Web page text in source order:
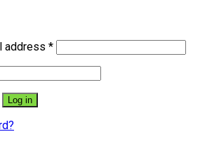
address *
Log in